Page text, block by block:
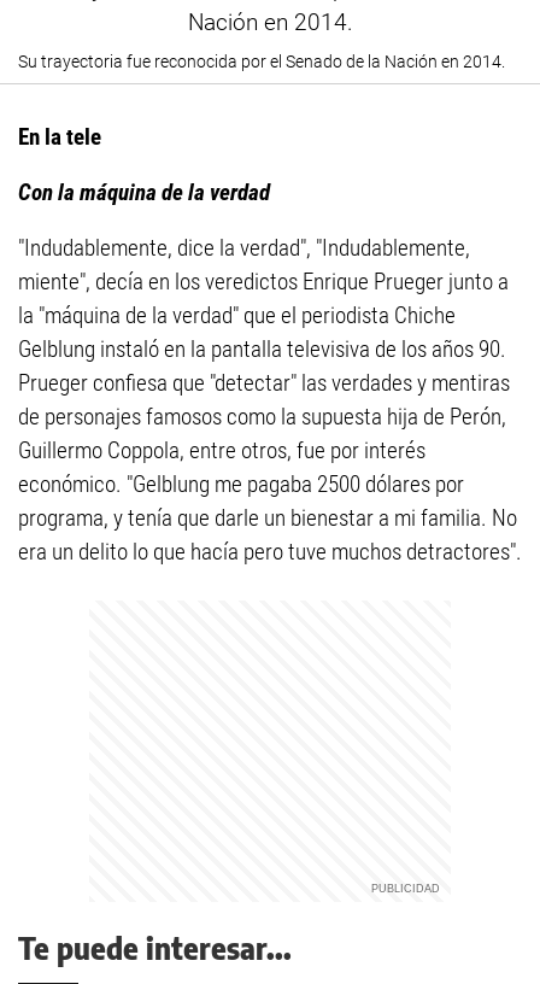
Su trayectoria fue reconocida por el Senado de la Nación en 2014.
En la tele
Con la máquina de la verdad
"Indudablemente, dice la verdad", "Indudablemente,
miente", decía en los veredictos Enrique Prueger junto a
la "máquina de la verdad" que el periodista Chiche
Gelblung instaló en la pantalla televisiva de los años 90.
Prueger confiesa que "detectar" las verdades y mentiras
de personajes famosos como la supuesta hija de Perón,
Guillermo Coppola, entre otros, fue por interés
económico. "Gelblung me pagaba 2500 dólares por
programa, y tenía que darle un bienestar a mi familia. No
era un delito lo que hacía pero tuve muchos detractores".
Te puede interesar...